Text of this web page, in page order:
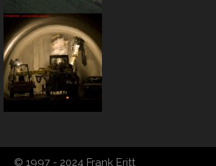
© 1997 - 2024 Frank Eritt